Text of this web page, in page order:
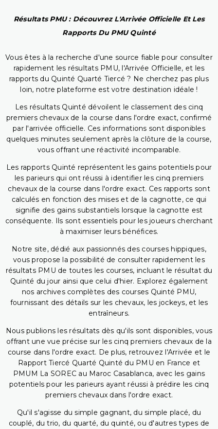
Résultats PMU : Découvrez L'Arrivée Officielle Et Les
Rapports Du PMU Quinté
Vous êtes à la recherche d'une source fiable pour consulter
rapidement les résultats PMU, l'Arrivée Officielle, et les
rapports du Quinté Quarté Tiercé ? Ne cherchez pas plus
loin, notre plateforme est votre destination idéale !
Les résultats Quinté dévoilent le classement des cinq
premiers chevaux de la course dans l'ordre exact, confirmé
par l'arrivée officielle. Ces informations sont disponibles
quelques minutes seulement après la clôture de la course,
vous offrant une réactivité incomparable.
Les rapports Quinté représentent les gains potentiels pour
les parieurs qui ont réussi à identifier les cinq premiers
chevaux de la course dans l'ordre exact. Ces rapports sont
calculés en fonction des mises et de la cagnotte, ce qui
signifie des gains substantiels lorsque la cagnotte est
conséquente. Ils sont essentiels pour les joueurs cherchant
à maximiser leurs bénéfices.
Notre site, dédié aux passionnés des courses hippiques,
vous propose la possibilité de consulter rapidement les
résultats PMU de toutes les courses, incluant le résultat du
Quinté du jour ainsi que celui d'hier. Explorez également
nos archives complètes des courses Quinté PMU,
fournissant des détails sur les chevaux, les jockeys, et les
entraîneurs.
Nous publions les résultats dès qu'ils sont disponibles, vous
offrant une vue précise sur les cinq premiers chevaux de la
course dans l'ordre exact. De plus, retrouvez l'Arrivée et le
Rapport Tiercé Quarté Quinté du PMU en France et
PMUM La SOREC au Maroc Casablanca, avec les gains
potentiels pour les parieurs ayant réussi à prédire les cinq
premiers chevaux dans l'ordre exact.
Qu'il s'agisse du simple gagnant, du simple placé, du
couplé, du trio, du quarté, du quinté, ou d'autres types de